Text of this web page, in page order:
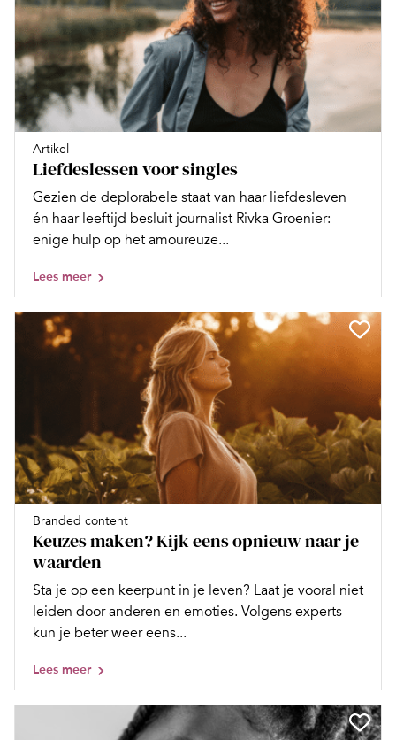
Artikel
Liefdeslessen voor singles
Gezien de deplorabele staat van haar liefdesleven
én haar leeftijd besluit journalist Rivka Groenier:
enige hulp op het amoureuze...
Lees meer
Branded content
Keuzes maken? Kijk eens opnieuw naar je
waarden
Sta je op een keerpunt in je leven? Laat je vooral niet
leiden door anderen en emoties. Volgens experts
kun je beter weer eens...
Lees meer